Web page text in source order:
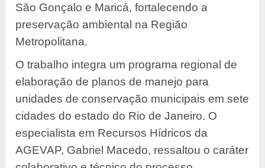
São Gonçalo e Maricá, fortalecendo a
preservação ambiental na Região
Metropolitana.
O trabalho integra um programa regional de
elaboração de planos de manejo para
unidades de conservação municipais em sete
cidades do estado do Rio de Janeiro. O
especialista em Recursos Hídricos da
AGEVAP, Gabriel Macedo, ressaltou o caráter